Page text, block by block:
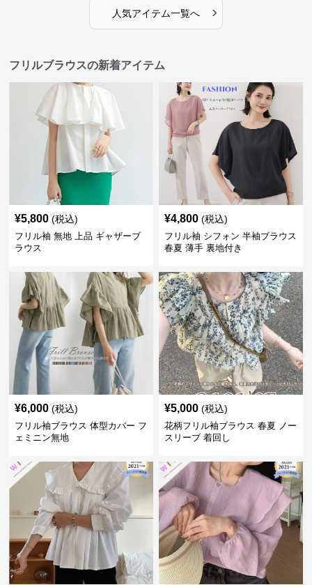
人気アイテム一覧へ ›
フリルブラウスの新着アイテム
¥5,800 (税込)
フリル袖 無地 上品 ギャザーブ
ラウス
¥4,800 (税込)
フリル袖 シフォン 半袖ブラウス
春夏 薄手 裏地付き
¥6,000 (税込)
フリル袖ブラウス 体型カバー フ
ェミニン無地
¥5,000 (税込)
花柄フリル袖ブラウス 春夏 ノー
スリーブ 着回し